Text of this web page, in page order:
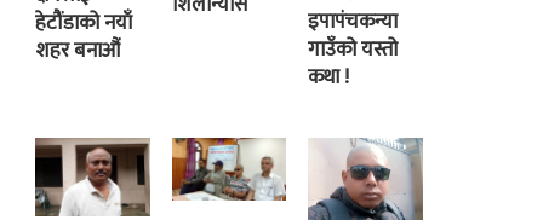
हेटौंडाको नयाँ
शहर बनाऔं
इपापंचकन्या
गाउँको यस्तो
कथा !